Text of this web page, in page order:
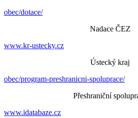
obec/dotace/
Nadace ČEZ
www.kr-ustecky.cz
Ústecký kraj
obec/program-preshranicni-spoluprace/
Přeshraniční
www.idatabaze.cz